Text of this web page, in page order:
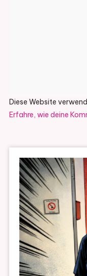
Diese Website
Erfahre, wie deine